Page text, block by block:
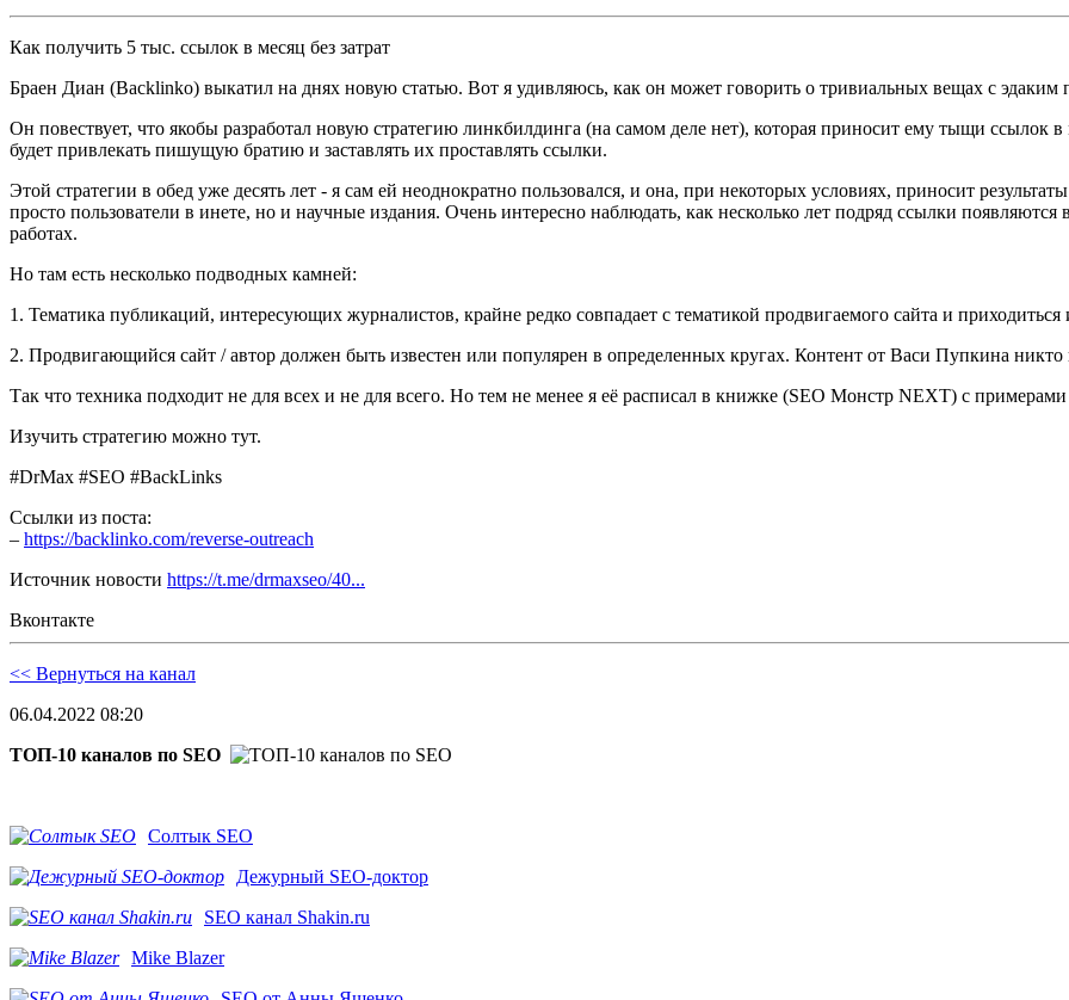
Как получить 5 тыс. ссылок в месяц без затрат
Браен Диан (Backlinko) выкатил на днях новую статью. Вот я удивляюсь, как он может говорить о тривиальных вещах с эдаким
Он повествует, что якобы разработал новую стратегию линкбилдинга (на самом деле нет), которая приносит ему тыщи ссылок
будет привлекать пишущую братию и заставлять их проставлять ссылки.
Этой стратегии в обед уже десять лет - я сам ей неоднократно пользовался, и она, при некоторых условиях, приносит
просто пользователи в инете, но и научные издания. Очень интересно наблюдать, как несколько лет подряд ссылки
работах.
Но там есть несколько подводных камней:
1. Тематика публикаций, интересующих журналистов, крайне редко совпадает с тематикой продвигаемого сайта и
2. Продвигающийся сайт / автор должен быть известен или популярен в определенных кругах. Контент от Васи Пупкина никто
Так что техника подходит не для всех и не для всего. Но тем не менее я её расписал в книжке (SEO Монстр NEXT) с примерами
Изучить стратегию можно тут.
#DrMax #SEO #BackLinks
Ссылки из поста:
– https://backlinko.com/reverse-outreach
Источник новости https://t.me/drmaxseo/40...
Вконтакте
<< Вернуться на канал
06.04.2022 08:20
ТОП-10 каналов по SEO
Солтык SEO
Дежурный SEO-доктор
SEO канал Shakin.ru
Mike Blazer